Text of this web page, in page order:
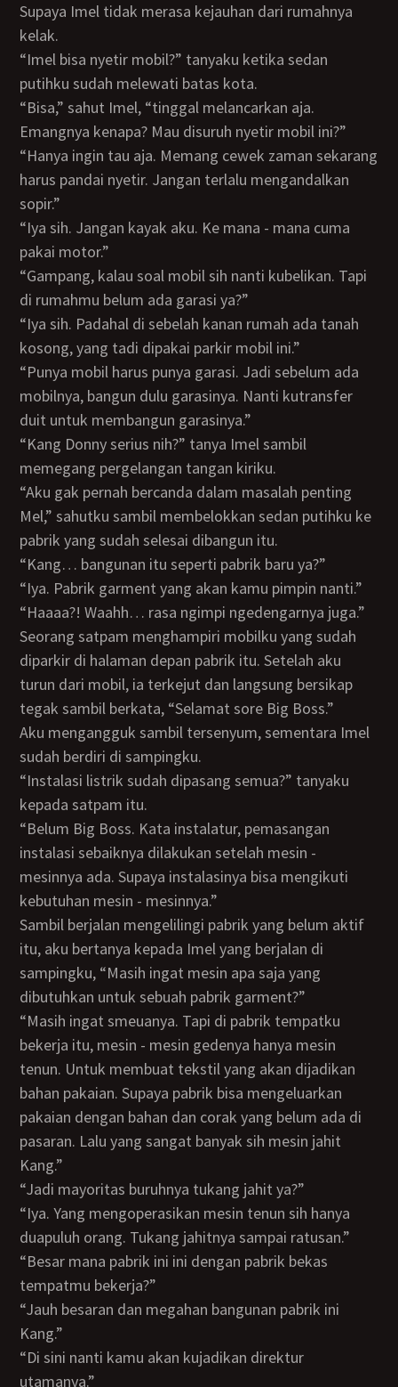
Supaya Imel tidak merasa kejauhan dari rumahnya
kelak.
“Imel bisa nyetir mobil?” tanyaku ketika sedan
putihku sudah melewati batas kota.
“Bisa,” sahut Imel, “tinggal melancarkan aja.
Emangnya kenapa? Mau disuruh nyetir mobil ini?”
“Hanya ingin tau aja. Memang cewek zaman sekarang
harus pandai nyetir. Jangan terlalu mengandalkan
sopir.”
“Iya sih. Jangan kayak aku. Ke mana - mana cuma
pakai motor.”
“Gampang, kalau soal mobil sih nanti kubelikan. Tapi
di rumahmu belum ada garasi ya?”
“Iya sih. Padahal di sebelah kanan rumah ada tanah
kosong, yang tadi dipakai parkir mobil ini.”
“Punya mobil harus punya garasi. Jadi sebelum ada
mobilnya, bangun dulu garasinya. Nanti kutransfer
duit untuk membangun garasinya.”
“Kang Donny serius nih?” tanya Imel sambil
memegang pergelangan tangan kiriku.
“Aku gak pernah bercanda dalam masalah penting
Mel,” sahutku sambil membelokkan sedan putihku ke
pabrik yang sudah selesai dibangun itu.
“Kang… bangunan itu seperti pabrik baru ya?”
“Iya. Pabrik garment yang akan kamu pimpin nanti.”
“Haaaa?! Waahh… rasa ngimpi ngedengarnya juga.”
Seorang satpam menghampiri mobilku yang sudah
diparkir di halaman depan pabrik itu. Setelah aku
turun dari mobil, ia terkejut dan langsung bersikap
tegak sambil berkata, “Selamat sore Big Boss.”
Aku mengangguk sambil tersenyum, sementara Imel
sudah berdiri di sampingku.
“Instalasi listrik sudah dipasang semua?” tanyaku
kepada satpam itu.
“Belum Big Boss. Kata instalatur, pemasangan
instalasi sebaiknya dilakukan setelah mesin -
mesinnya ada. Supaya instalasinya bisa mengikuti
kebutuhan mesin - mesinnya.”
Sambil berjalan mengelilingi pabrik yang belum aktif
itu, aku bertanya kepada Imel yang berjalan di
sampingku, “Masih ingat mesin apa saja yang
dibutuhkan untuk sebuah pabrik garment?”
“Masih ingat smeuanya. Tapi di pabrik tempatku
bekerja itu, mesin - mesin gedenya hanya mesin
tenun. Untuk membuat tekstil yang akan dijadikan
bahan pakaian. Supaya pabrik bisa mengeluarkan
pakaian dengan bahan dan corak yang belum ada di
pasaran. Lalu yang sangat banyak sih mesin jahit
Kang.”
“Jadi mayoritas buruhnya tukang jahit ya?”
“Iya. Yang mengoperasikan mesin tenun sih hanya
duapuluh orang. Tukang jahitnya sampai ratusan.”
“Besar mana pabrik ini ini dengan pabrik bekas
tempatmu bekerja?”
“Jauh besaran dan megahan bangunan pabrik ini
Kang.”
“Di sini nanti kamu akan kujadikan direktur
utamanya.”